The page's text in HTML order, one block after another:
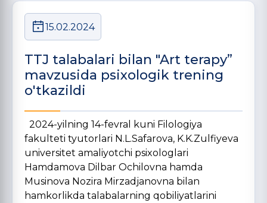
15.02.2024
TTJ talabalari bilan "Art terapy”
mavzusida psixologik trening
o'tkazildi
2024-yilning 14-fevral kuni Filologiya
fakulteti tyutorlari N.L.Safarova, K.K.Zulfiyeva
universitet amaliyotchi psixologlari
Hamdamova Dilbar Ochilovna hamda
Musinova Nozira Mirzadjanovna bilan
hamkorlikda talabalarning qobiliyatlarini